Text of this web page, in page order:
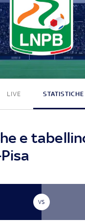
1 - 2
LIVE STATISTICHE
e
VS